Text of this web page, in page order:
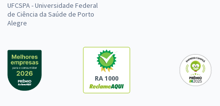
UFCSPA - Universidade Federal
de Ciência da Saúde de Porto
Alegre
RA 1000